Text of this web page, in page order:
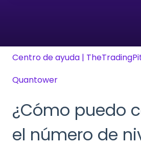
Centro de ayuda |
Quantower
¿Cómo puedo
el número de